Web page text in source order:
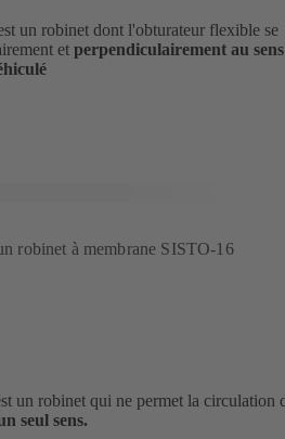
un robinet dont l'obturateur flexible se
et perpendiculairement au sens
robinet à membrane SISTO-16
un robinet qui ne permet la circulation
seul sens.